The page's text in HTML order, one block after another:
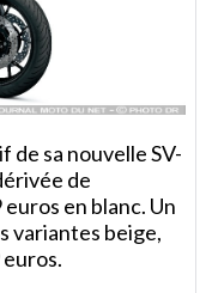
de sa nouvelle SV-
de
en blanc. Un
variantes beige,